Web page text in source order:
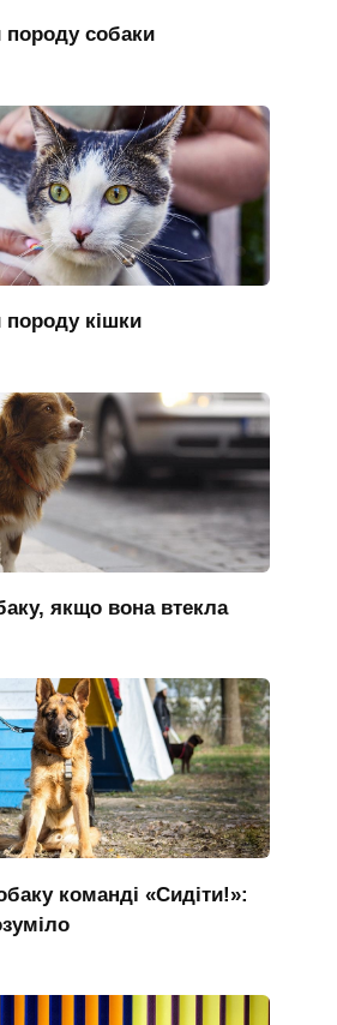
породу собаки
породу кішки
якщо вона втекла
команді «Сидіти!»: